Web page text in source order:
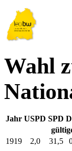
Wahl
Jahr USPD SPD
1919
2,0 31,5